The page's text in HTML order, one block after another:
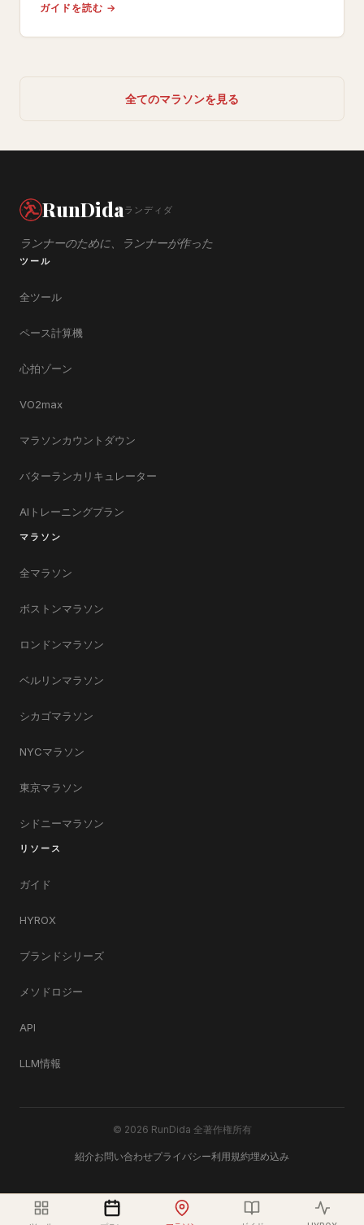
計測チップ込み。ロンドンの£79.99より安く走れます。
ガイドを読む →
全てのマラソンを見る
RunDidaランディダ
ランナーのために、ランナーが作った
ツール
全ツール
ペース計算機
心拍ゾーン
VO2max
マラソンカウントダウン
バターランカリキュレーター
AIトレーニングプラン
マラソン
全マラソン
ボストンマラソン
ロンドンマラソン
ベルリンマラソン
シカゴマラソン
NYCマラソン
東京マラソン
シドニーマラソン
リソース
ガイド
HYROX
ブランドシリーズ
メソドロジー
API
LLM情報
© 2026 RunDida 全著作権所有
紹介お問い合わせプライバシー利用規約埋め込み